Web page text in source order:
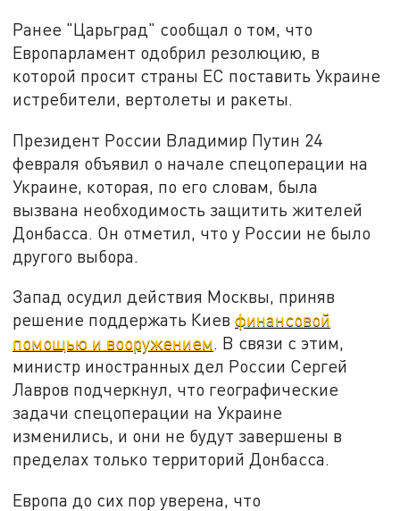
Ранее "Царьград" сообщал о том, что
Европарламент одобрил резолюцию, в
которой просит страны ЕС поставить Украине
истребители, вертолеты и ракеты.
Президент России Владимир Путин 24
февраля объявил о начале спецоперации на
Украине, которая, по его словам, была
вызвана необходимость защитить жителей
Донбасса. Он отметил, что у России не было
другого выбора.
Запад осудил действия Москвы, приняв
решение поддержать Киевфинансовой
помощью и вооружением. В связи с этим,
министр иностранных дел России Сергей
Лавров подчеркнул, что географические
задачи спецоперации на Украине
изменились, и они не будут завершены в
пределах только территорий Донбасса.
Европа до сих пор уверена, что